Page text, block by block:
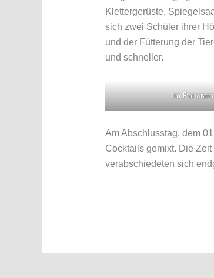
Klettergerüste,
sich zwei Schüler ihrer
und der Fütterung der
und schneller.
Im
Am Abschlusstag, dem
Cocktails gemixt. Die
verabschiedeten sich